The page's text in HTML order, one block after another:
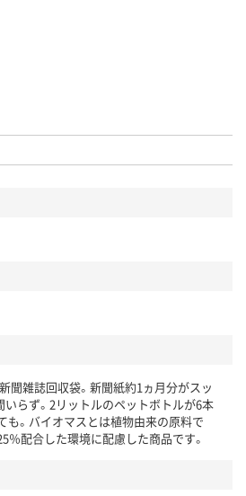
聞雑誌回収袋。新聞紙約1ヵ月分がスッ
いらず。2リットルのペットボトルが6本
も。バイオマスとは植物由来の原料で
％配合した環境に配慮した商品です。